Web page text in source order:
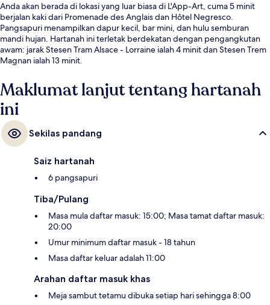
Anda akan berada di lokasi yang luar biasa di L'App-Art, cuma 5 minit
berjalan kaki dari Promenade des Anglais dan Hôtel Negresco.
Pangsapuri menampilkan dapur kecil, bar mini, dan hulu semburan
mandi hujan. Hartanah ini terletak berdekatan dengan pengangkutan
awam: jarak Stesen Tram Alsace - Lorraine ialah 4 minit dan Stesen Trem
Magnan ialah 13 minit.
Maklumat lanjut tentang hartanah
ini
Sekilas pandang
Saiz hartanah
6 pangsapuri
Tiba/Pulang
Masa mula daftar masuk: 15:00; Masa tamat daftar masuk:
20:00
Umur minimum daftar masuk - 18 tahun
Masa daftar keluar adalah 11:00
Arahan daftar masuk khas
Meja sambut tetamu dibuka setiap hari sehingga 8:00